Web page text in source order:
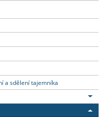
a sdělení tajemníka